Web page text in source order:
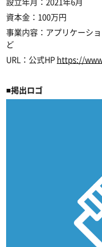
資本金：100万円
事業内容：アプリケーシ
ど
URL：公式HP https://
■掲出ロゴ